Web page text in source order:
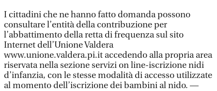
I cittadini che ne hanno fatto domanda possono
consultare l’entità della contribuzione per
l’abbattimento della retta di frequenza sul sito
Internet dell’Unione Valdera
www.unione.valdera.pi.it accedendo alla propria area
riservata nella sezione servizi on line-iscrizione nidi
d’infanzia, con le stesse modalità di accesso utilizzate
al momento dell’iscrizione dei bambini al nido. —